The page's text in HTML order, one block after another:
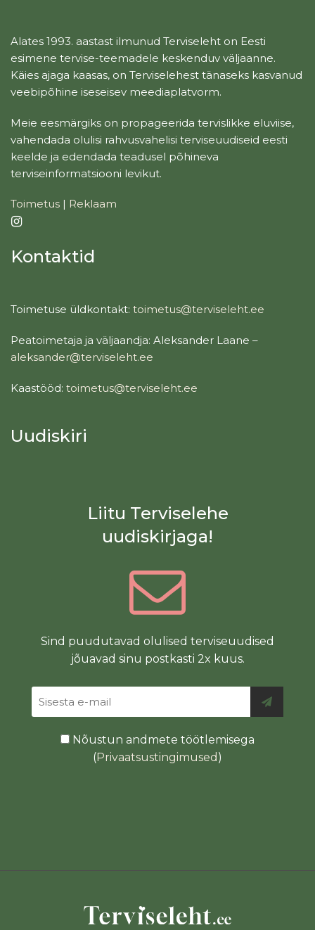
Alates 1993. aastast ilmunud Terviseleht on Eesti
esimene tervise-teemadele keskenduv väljaanne.
Käies ajaga kaasas, on Terviselehest tänaseks kasvanud
veebipõhine iseseisev meediaplatvorm.
Meie eesmärgiks on propageerida tervislikke eluviise,
vahendada olulisi rahvusvahelisi terviseuudiseid eesti
keelde ja edendada teadusel põhineva
terviseinformatsiooni levikut.
Toimetus | Reklaam
Kontaktid
Toimetuse üldkontakt: toimetus@terviseleht.ee
Peatoimetaja ja väljaandja: Aleksander Laane –
aleksander@terviseleht.ee
Kaastööd: toimetus@terviseleht.ee
Uudiskiri
Liitu Terviselehe
uudiskirjaga!
Sind puudutavad olulised terviseuudised
jõuavad sinu postkasti 2x kuus.
Nõustun andmete töötlemisega
(Privaatsustingimused )